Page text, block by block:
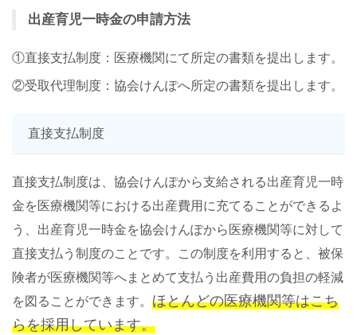
出産育児一時金の申請方法
①直接支払制度：医療機関にて所定の書類を提出します。
②受取代理制度：協会けんぽへ所定の書類を提出します。
直接支払制度
直接支払制度は、協会けんぽから支給される出産育児一時
金を医療機関等における出産費用に充てることができるよ
う、出産育児一時金を協会けんぽから医療機関等に対して
直接支払う制度のことです。この制度を利用すると、被保
険者が医療機関等へまとめて支払う出産費用の負担の軽減
を図ることができます。 ほとんどの医療機関等はこち
らを採用しています。